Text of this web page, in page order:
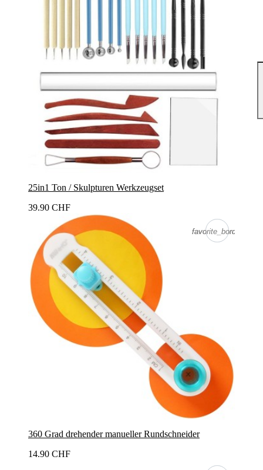
25in1 Ton / Skulpturen Werkzeugset
39.90 CHF
favorite_border
favorite_border
360 Grad drehender manueller Rundschneider
14.90 CHF